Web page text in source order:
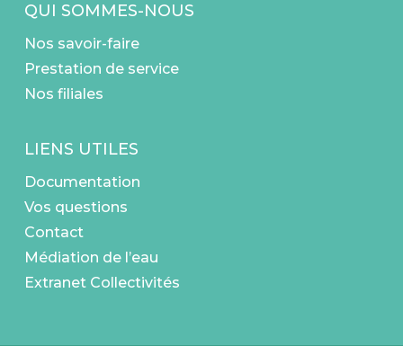
QUI SOMMES-NOUS
Nos savoir-faire
Prestation de service
Nos filiales
LIENS UTILES
Documentation
Vos questions
Contact
Médiation de l’eau
Extranet Collectivités